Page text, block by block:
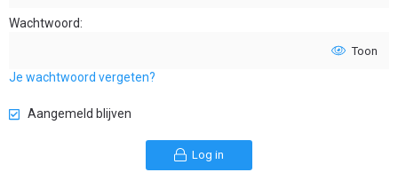
Wachtwoord
Toon
Je wachtwoord vergeten?
Aangemeld blijven
Log in